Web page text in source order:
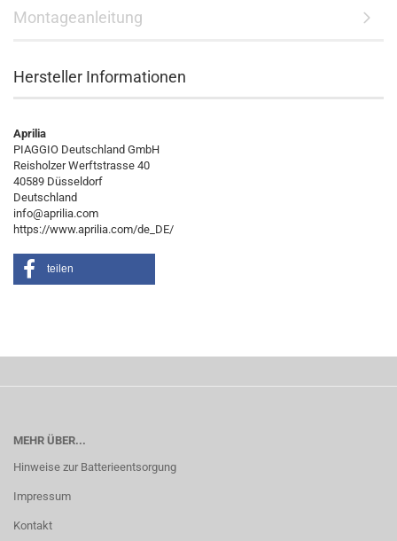
Montageanleitung
Hersteller Informationen
Aprilia
PIAGGIO Deutschland GmbH
Reisholzer Werftstrasse 40
40589 Düsseldorf
Deutschland
info@aprilia.com
https://www.aprilia.com/de_DE/
teilen
MEHR ÜBER...
Hinweise zur Batterieentsorgung
Impressum
Kontakt